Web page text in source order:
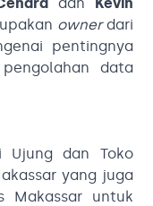
ownerdari
pentingnya
data
Ujung dan Toko
yang juga
Makassar untuk